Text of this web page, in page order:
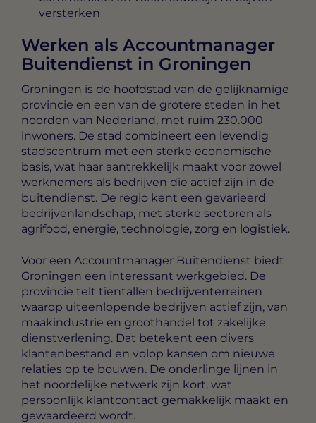
versterken
Werken als Accountmanager
Buitendienst in Groningen
Groningen is de hoofdstad van de gelijknamige
provincie en een van de grotere steden in het
noorden van Nederland, met ruim 230.000
inwoners. De stad combineert een levendig
stadscentrum met een sterke economische
basis, wat haar aantrekkelijk maakt voor zowel
werknemers als bedrijven die actief zijn in de
buitendienst. De regio kent een gevarieerd
bedrijvenlandschap, met sterke sectoren als
agrifood, energie, technologie, zorg en logistiek.
Voor een Accountmanager Buitendienst biedt
Groningen een interessant werkgebied. De
provincie telt tientallen bedrijventerreinen
waarop uiteenlopende bedrijven actief zijn, van
maakindustrie en groothandel tot zakelijke
dienstverlening. Dat betekent een divers
klantenbestand en volop kansen om nieuwe
relaties op te bouwen. De onderlinge lijnen in
het noordelijke netwerk zijn kort, wat
persoonlijk klantcontact gemakkelijk maakt en
gewaardeerd wordt.